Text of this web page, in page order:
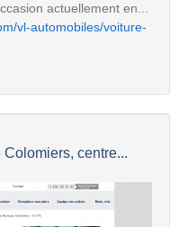
actuellement en...
vl-automobiles/voiture-
centre...